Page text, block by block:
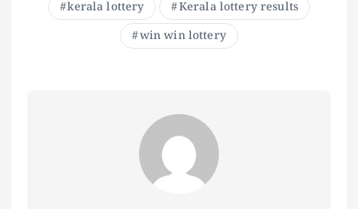
kerala lottery Kerala lottery results
win win lottery